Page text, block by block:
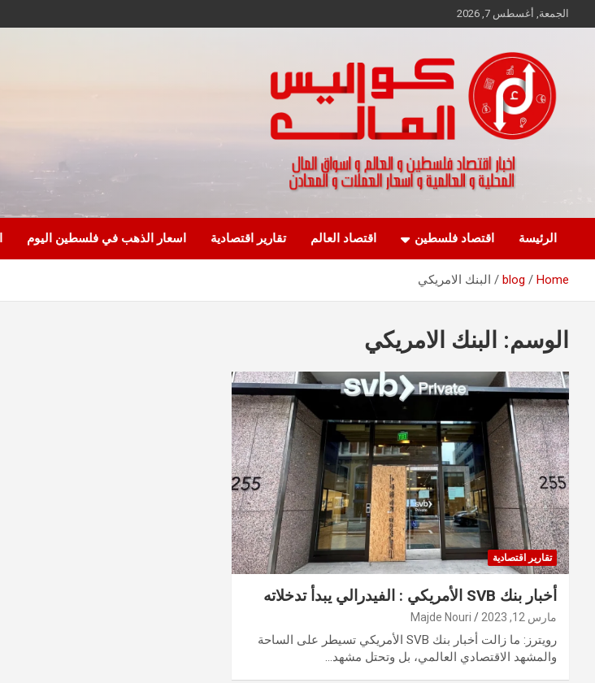
to
الجمعة, أغسطس 7, 2026
كواليس المال
الرئيسة اقتصاد فلسطين اقتصاد العالم تقارير اقتصادية اسعار الذهب في فلسطين اليوم
Home
blog البنك الامريكي
الوسم: البنك الامريكي
تقارير اقتصادية
أخبار بنك SVB الأمريكي : الفيدرالي يبدأ تدخلاته
مارس 12, 2023 Majde Nouri
رويترز: ما زالت أخبار بنك SVB الأمريكي تسيطر على الساحة
والمشهد الاقتصادي العالمي، بل وتحتل مشهد…